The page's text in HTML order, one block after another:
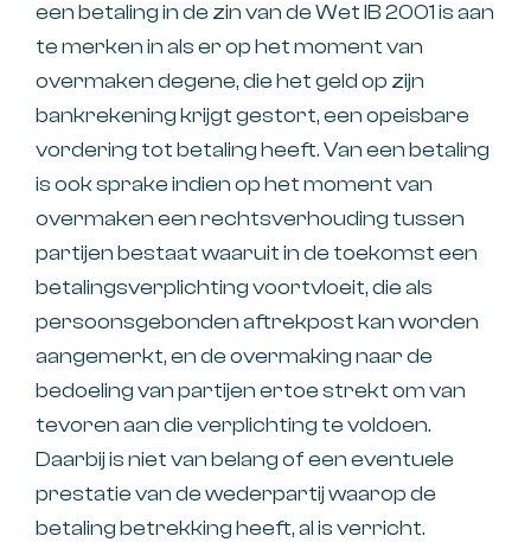
een betaling in de zin van de Wet IB 2001 is aan
te merken in als er op het moment van
overmaken degene, die het geld op zijn
bankrekening krijgt gestort, een opeisbare
vordering tot betaling heeft. Van een betaling
is ook sprake indien op het moment van
overmaken een rechtsverhouding tussen
partijen bestaat waaruit in de toekomst een
betalingsverplichting voortvloeit, die als
persoonsgebonden aftrekpost kan worden
aangemerkt, en de overmaking naar de
bedoeling van partijen ertoe strekt om van
tevoren aan die verplichting te voldoen.
Daarbij is niet van belang of een eventuele
prestatie van de wederpartij waarop de
betaling betrekking heeft, al is verricht.